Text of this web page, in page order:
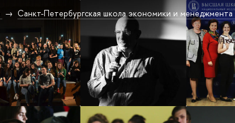
Санкт-Петербургская школа экономики и менеджмента